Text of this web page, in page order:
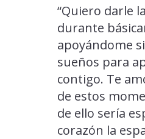
“Quiero darle
durante
apoyándome
sueños para
contigo. Te
de estos
de ello sería
corazón la